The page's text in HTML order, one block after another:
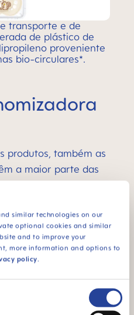
similar technologies on our
optional cookies and similar
and to improve your
more information and options to
policy.
transporte e de
de plástico de
proveniente
bio-circulares*.
produtos, também as
a maior parte das
a maior parte da
e a limpeza. Apoiamos
soluções
redução de CO2.